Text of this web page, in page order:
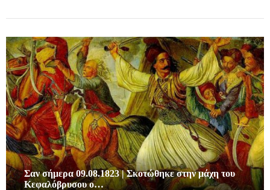
Σαν σήμερα 09.08.1823 | Σκοτώθηκε στην μάχη του
Κεφαλόβρυσου ο…